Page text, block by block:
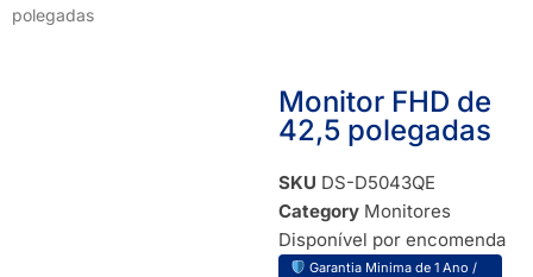
polegadas
Monitor FHD de
42,5 polegadas
SKU DS-D5043QE
Category Monitores
Disponível por encomenda
Garantia Minima de 1 Ano /